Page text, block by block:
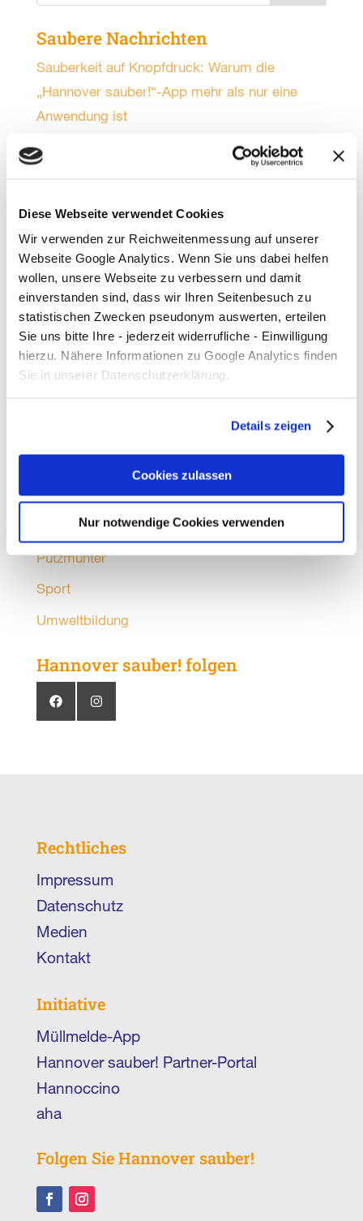
Diese Webseite verwendet Cookies
Wir verwenden zur Reichweitenmessung auf unserer
Webseite Google Analytics. Wenn Sie uns dabei helfen
wollen, unsere Webseite zu verbessern und damit
einverstanden sind, dass wir Ihren Seitenbesuch zu
statistischen Zwecken pseudonym auswerten, erteilen
Sie uns bitte Ihre - jederzeit widerrufliche - Einwilligung
hierzu. Nähere Informationen zu Google Analytics finden
Sie in unserer Datenschutzerklärung.
Details zeigen
Cookies zulassen
Nur notwendige Cookies verwenden
Saubere Nachrichten
Sauberkeit auf Knopfdruck: Warum die
„Hannover sauber!“-App mehr als nur eine
Anwendung ist
12.798 Mal DANKE!
Kategorien
Allgemein
Bauen und Wohnen
Energie
Events
Organisationen
Partner
Putzmunter
Sport
Umweltbildung
Hannover sauber! folgen
Rechtliches
Impressum
Datenschutz
Medien
Kontakt
Initiative
Müllmelde-App
Hannover sauber! Partner-Portal
Hannoccino
aha
Folgen Sie Hannover sauber!